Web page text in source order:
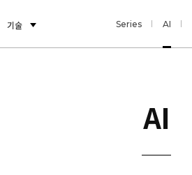
기술 E-Series AI
AI